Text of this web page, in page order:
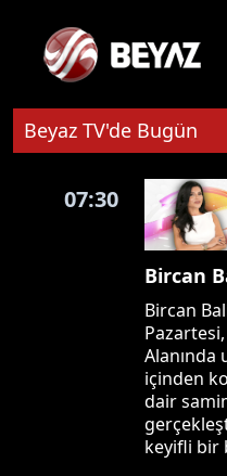
Beyaz TV'de Bugün
07:30
Bircan
Bircan
Pazartesi,
Alanında
içinden
dair
keyifli bir